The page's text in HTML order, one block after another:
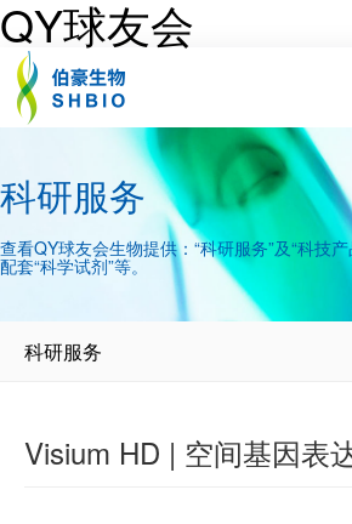
QY球友会
科研服务
查看QY球友会生物提供：“科研服务”及“科技
配套“科学试剂”等。
科研服务
Visium HD | 空间基因表